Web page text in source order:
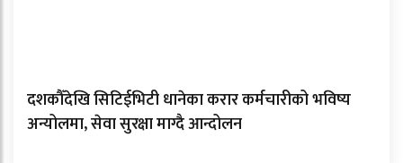
दशकौँदेखि सिटिईभिटी धानेका करार कर्मचारीको भविष्य
अन्योलमा, सेवा सुरक्षा माग्दै आन्दोलन